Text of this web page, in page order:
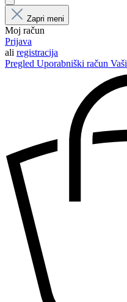
Zapri meni
Moj račun
Prijava
ali registracija
Pregled Uporabniški račun